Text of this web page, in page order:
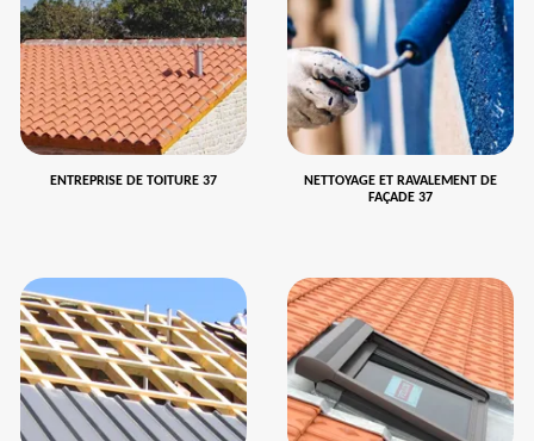
ENTREPRISE DE TOITURE 37
NETTOYAGE ET RAVALEMENT DE
FAÇADE 37